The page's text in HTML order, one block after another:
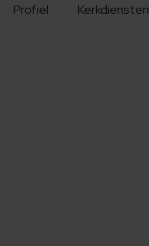
Profiel Kerkdiensten